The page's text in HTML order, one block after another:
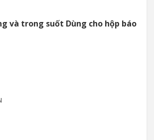
và trong suốt Dùng cho hộp báo